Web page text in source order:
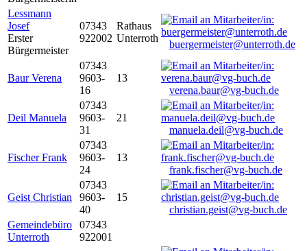
Lessmann
Josef
Erster
Bürgermeister
07343
922002
Rathaus
Unterroth
buergermeister@unterroth.de
Baur Verena
07343
9603-
16
13
verena.baur@vg-buch.de
Deil Manuela
07343
9603-
31
21
manuela.deil@vg-buch.de
Fischer Frank
07343
9603-
24
13
frank.fischer@vg-buch.de
Geist Christian
07343
9603-
40
15
christian.geist@vg-buch.de
Gemeindebüro
Unterroth
07343
922001